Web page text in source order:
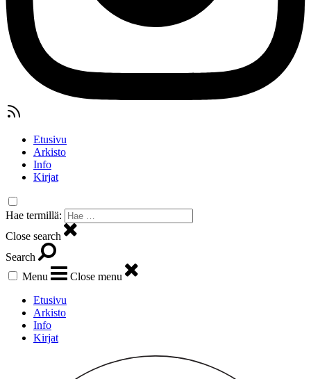
Etusivu
Arkisto
Info
Kirjat
Hae termillä:
Close search
Search
Menu
Close menu
Etusivu
Arkisto
Info
Kirjat